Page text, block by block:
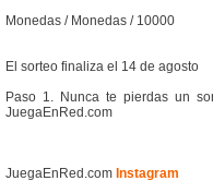
Monedas / Monedas / 10000
El sorteo finaliza el 14 de agosto
Paso 1. Nunca te pierdas un
JuegaEnRed.com
JuegaEnRed.com Instagram